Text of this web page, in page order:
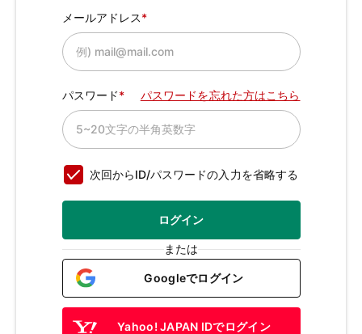
メールアドレス
パスワード パスワードを忘れた方はこちら
次回からID/パスワードの入力を省略する
ログイン
または
Googleでログイン
Yahoo! JAPAN IDでログイン